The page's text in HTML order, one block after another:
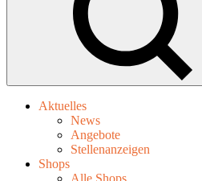
Aktuelles
News
Angebote
Stellenanzeigen
Shops
Alle Shops